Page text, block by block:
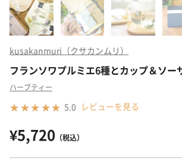
kusakanmuri（クサカンムリ）
フランソワプルミエ6種とカップ＆ソー
ハーブティー
5.0 レビューを見る
¥5,720 （税込）